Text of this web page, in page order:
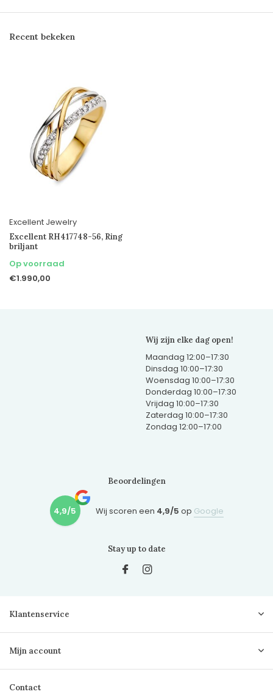
Recent bekeken
Excellent Jewelry
Excellent RH417748-56, Ring
briljant
Op voorraad
€1.990,00
Wij zijn elke dag open!
Maandag 12:00–17:30
Dinsdag 10:00–17:30
Woensdag 10:00–17:30
Donderdag 10:00–17:30
Vrijdag 10:00–17:30
Zaterdag 10:00–17:30
Zondag 12:00–17:00
Beoordelingen
4,9/5 Wij scoren een 4,9/5 op Google
Stay up to date
Klantenservice
Mijn account
Contact